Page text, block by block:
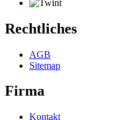
Rechtliches
AGB
Sitemap
Firma
Kontakt